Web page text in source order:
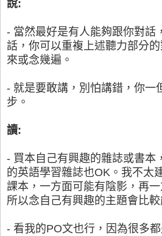
說:
- 當然最好是有人能夠跟你對話
話，你可以重複上述聽力部分
來或念幾遍。
- 就是要敢講，別怕講錯，你一
步。
讀:
- 買本自己有興趣的雜誌或書本
的英語學習雜誌也OK。我不太
課本，一方面可能有陰影，再一
所以念自己有興趣的主題會比較
- 看我的PO文也行，因為很多